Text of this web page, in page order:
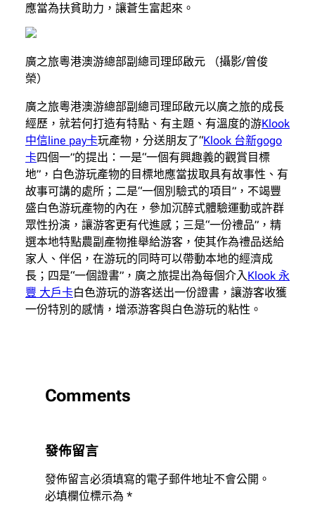
應當為扶貧助力，讓蒼生富起來。
廣之旅粵港澳游總部副總司理邱啟元 （攝影/曾俊
榮）
廣之旅粵港澳游總部副總司理邱啟元以廣之旅的成長
經歷，就若何打造有特點、有主題、有溫度的游Klook
中信line pay卡玩產物，分送朋友了“Klook 台新gogo
卡四個一”的提出：一是“一個有興趣義的觀賞目標
地”，白色游玩產物的目標地應當拔取具有故事性、有
故事可講的處所；二是“一個別驗式的項目”，不竭豐
盛白色游玩產物的內在，參加沉醉式體驗運動或許群
眾性扮演，讓游客更有代進感；三是“一份禮品”，精
選本地特點農副產物推舉給游客，使其作為禮品送給
家人、伴侶，在游玩的同時可以帶動本地的經濟成
長；四是“一個證書”，廣之旅提出為每個介入 Klook 永
豐 大戶卡白色游玩的游客送出一份證書，讓游客收獲
一份特別的感情，增添游客與白色游玩的粘性。
Comments
發佈留言
發佈留言必須填寫的電子郵件地址不會公開。
必填欄位標示為 *